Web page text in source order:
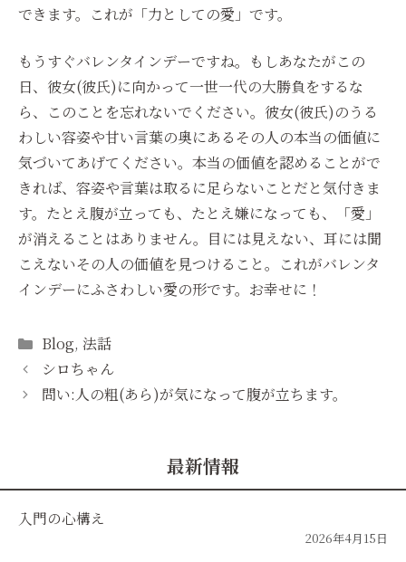
できます。これが「力としての愛」です。
もうすぐバレンタインデーですね。もしあなたがこの
日、彼女(彼氏)に向かって一世一代の大勝負をするな
ら、このことを忘れないでください。彼女(彼氏)のうる
わしい容姿や甘い言葉の奥にあるその人の本当の価値に
気づいてあげてください。本当の価値を認めることがで
きれば、容姿や言葉は取るに足らないことだと気付きま
す。たとえ腹が立っても、たとえ嫌になっても、「愛」
が消えることはありません。目には見えない、耳には聞
こえないその人の価値を見つけること。これがバレンタ
インデーにふさわしい愛の形です。お幸せに！
Categories
Blog, 法話
シロちゃん
問い:人の粗(あら)が気になって腹が立ちます。
最新情報
入門の心構え
2026年4月15日